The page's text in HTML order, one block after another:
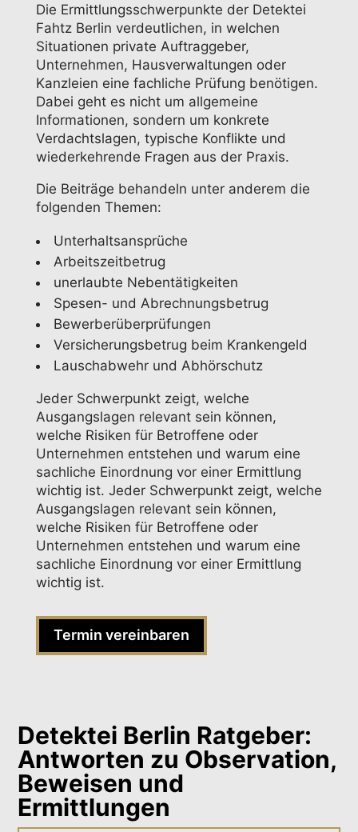
Die Ermittlungsschwerpunkte der Detektei
Fahtz Berlin verdeutlichen, in welchen
Situationen private Auftraggeber,
Unternehmen, Hausverwaltungen oder
Kanzleien eine fachliche Prüfung benötigen.
Dabei geht es nicht um allgemeine
Informationen, sondern um konkrete
Verdachtslagen, typische Konflikte und
wiederkehrende Fragen aus der Praxis.
Die Beiträge behandeln unter anderem die
folgenden Themen:
Unterhaltsansprüche
Arbeitszeitbetrug
unerlaubte Nebentätigkeiten
Spesen- und Abrechnungsbetrug
Bewerberüberprüfungen
Versicherungsbetrug beim Krankengeld
Lauschabwehr und Abhörschutz
Jeder Schwerpunkt zeigt, welche
Ausgangslagen relevant sein können,
welche Risiken für Betroffene oder
Unternehmen entstehen und warum eine
sachliche Einordnung vor einer Ermittlung
wichtig ist. Jeder Schwerpunkt zeigt, welche
Ausgangslagen relevant sein können,
welche Risiken für Betroffene oder
Unternehmen entstehen und warum eine
sachliche Einordnung vor einer Ermittlung
wichtig ist.
Termin vereinbaren
Detektei Berlin Ratgeber:
Antworten zu Observation,
Beweisen und
Ermittlungen